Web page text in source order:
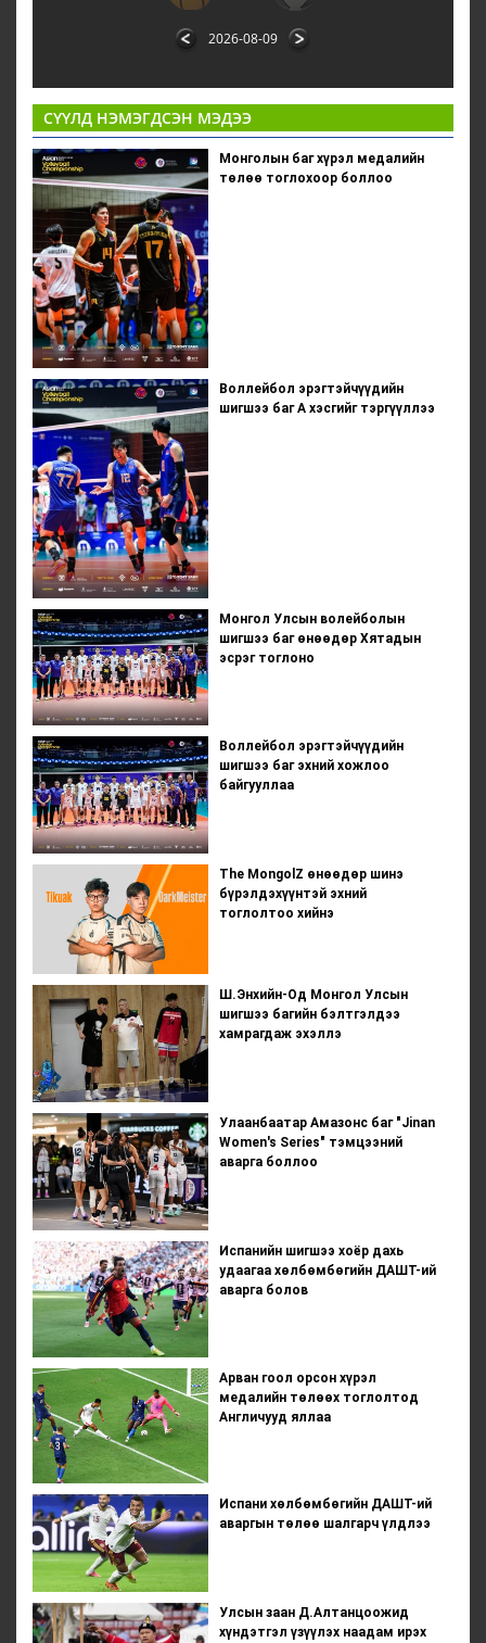
2026-08-09
СҮҮЛД НЭМЭГДСЭН МЭДЭЭ
Монголын баг хүрэл медалийн
төлөө тоглохоор боллоо
Воллейбол эрэгтэйчүүдийн
шигшээ баг А хэсгийг тэргүүллээ
Монгол Улсын волейболын
шигшээ баг өнөөдөр Хятадын
эсрэг тоглоно
Воллейбол эрэгтэйчүүдийн
шигшээ баг эхний хожлоо
байгууллаа
The MongolZ өнөөдөр шинэ
бүрэлдэхүүнтэй эхний
тоглолтоо хийнэ
Ш.Энхийн-Од Монгол Улсын
шигшээ багийн бэлтгэлдээ
хамрагдаж эхэллэ
Улаанбаатар Амазонс баг "Jinan
Women's Series" тэмцээний
аварга боллоо
Испанийн шигшээ хоёр дахь
удаагаа хөлбөмбөгийн ДАШТ-ий
аварга болов
Арван гоол орсон хүрэл
медалийн төлөөх тоглолтод
Англичууд яллаа
Испани хөлбөмбөгийн ДАШТ-ий
аваргын төлөө шалгарч үлдлээ
Улсын заан Д.Алтанцоожид
хүндэтгэл үзүүлэх наадам ирэх